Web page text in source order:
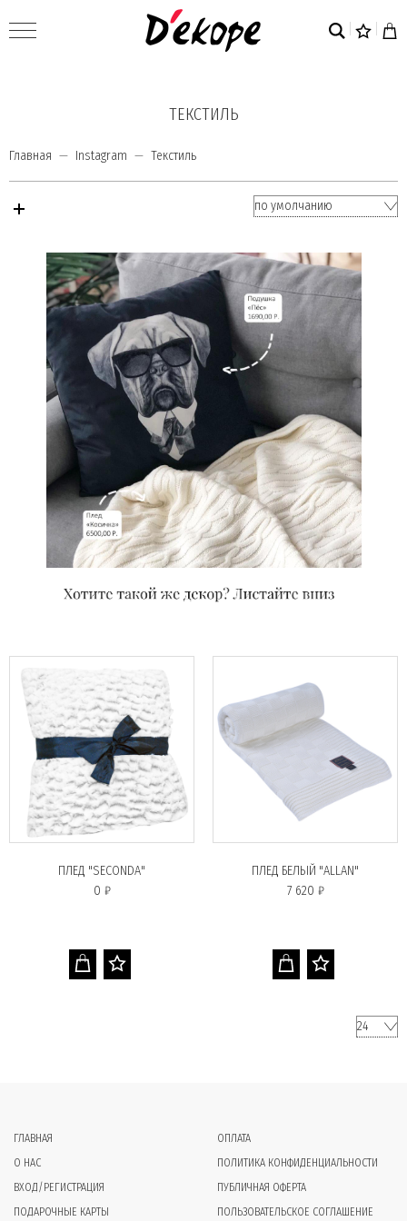
ТЕКСТИЛЬ
Главная Instagram Текстиль
ПЛЕД "SECONDA"
0 ₽
ПЛЕД БЕЛЫЙ "ALLAN"
7 620 ₽
ГЛАВНАЯ
О НАС
ВХОД/РЕГИСТРАЦИЯ
ПОДАРОЧНЫЕ КАРТЫ
ОПЛАТА
ПОЛИТИКА КОНФИДЕНЦИАЛЬНОСТИ
ПУБЛИЧНАЯ ОФЕРТА
ПОЛЬЗОВАТЕЛЬСКОЕ СОГЛАШЕНИЕ